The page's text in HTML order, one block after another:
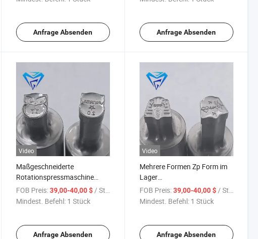
Anfrage Absenden Anfrage Absenden
Video
Maßgeschneiderte
Rotationspressmaschine
Form Stempel und Matrizen
Zp Maschine Zp9
FOB Preis: 39,00-40,00 $ / Stück
Mindest. Befehl: 1 Stück
Anfrage Absenden
Video
Mehrere Formen Zp Form im
Lager
Maschinenherstellungsform
Zubehör Form mit
FOB Preis: 39,00-40,00 $ / Stück
Mindest. Befehl: 1 Stück
Anfrage Absenden